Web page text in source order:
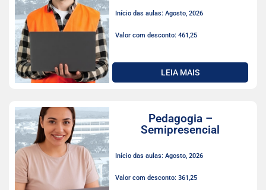
Início das aulas: Agosto, 2026
Valor com desconto: 461,25
LEIA MAIS
Pedagogia –
Semipresencial
Início das aulas: Agosto, 2026
Valor com desconto: 361,25